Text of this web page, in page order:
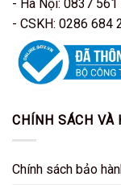
- Hà Nội: 0837
- CSKH: 0286 684
CHÍNH SÁCH VÀ
Chính sách bảo